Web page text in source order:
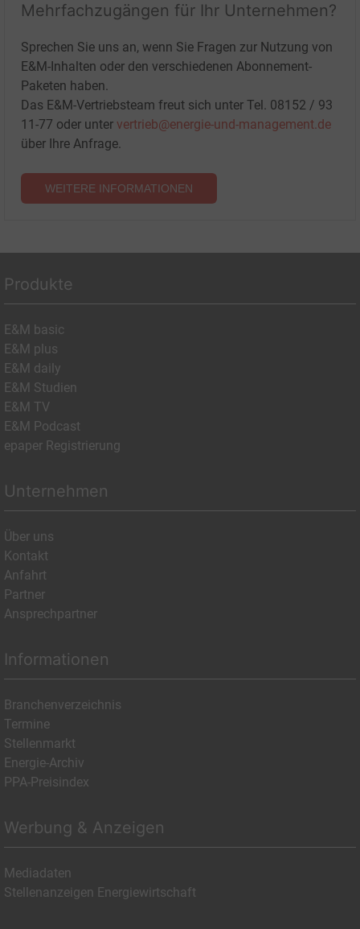
Mehrfachzugängen für Ihr Unternehmen?
Sprechen Sie uns an, wenn Sie Fragen zur Nutzung von
E&M-Inhalten oder den verschiedenen Abonnement-
Paketen haben.
Das E&M-Vertriebsteam freut sich unter Tel. 08152 / 93
11-77 oder unter vertrieb@energie-und-management.de
über Ihre Anfrage.
WEITERE INFORMATIONEN
Produkte
E&M basic
E&M plus
E&M daily
E&M Studien
E&M TV
E&M Podcast
epaper Registrierung
Unternehmen
Über uns
Kontakt
Anfahrt
Partner
Ansprechpartner
Informationen
Branchenverzeichnis
Termine
Stellenmarkt
Energie-Archiv
PPA-Preisindex
Werbung & Anzeigen
Mediadaten
Stellenanzeigen Energiewirtschaft